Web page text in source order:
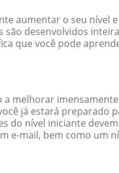
aumentar o seu nível
desenvolvidos
que você pode
melhorar
já estará preparado
do nível iniciante
mail, bem como um